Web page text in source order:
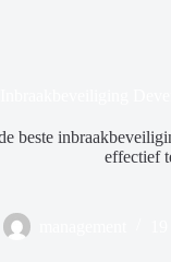
beste
effectief